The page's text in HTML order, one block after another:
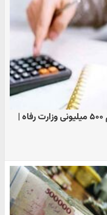
امروز آخرین فرصت ثبت‌نام وام ۵۰۰ میلیونی وزارت رفاه |